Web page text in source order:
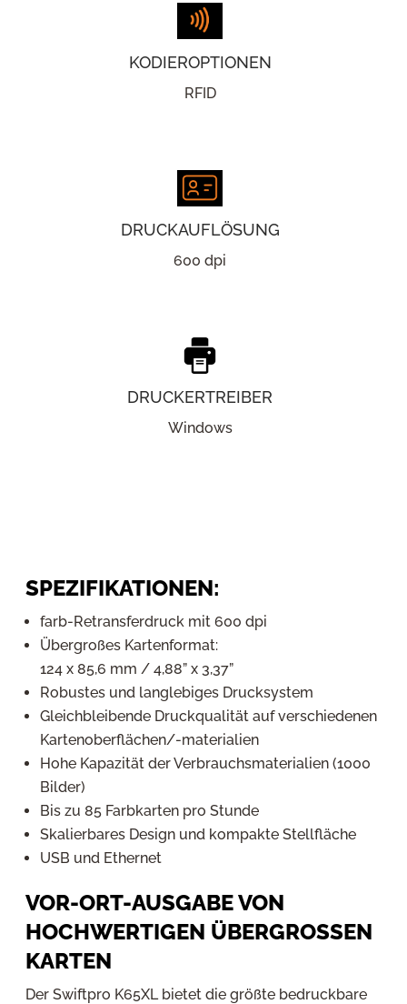
KODIEROPTIONEN
RFID
DRUCKAUFLÖSUNG
600 dpi
DRUCKERTREIBER
Windows
SPEZIFIKATIONEN:
farb-Retransferdruck mit 600 dpi
Übergroßes Kartenformat:
124 x 85,6 mm / 4,88” x 3,37”
Robustes und langlebiges Drucksystem
Gleichbleibende Druckqualität auf verschiedenen
Kartenoberflächen/-materialien
Hohe Kapazität der Verbrauchsmaterialien (1000
Bilder)
Bis zu 85 Farbkarten pro Stunde
Skalierbares Design und kompakte Stellfläche
USB und Ethernet
VOR-ORT-AUSGABE VON
HOCHWERTIGEN ÜBERGROSSEN K
ARTEN
Der Swiftpro K65XL bietet die größte bedruckbare